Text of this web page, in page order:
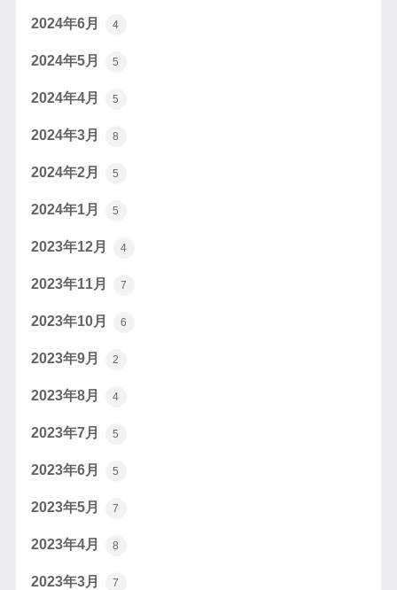
2024年6月 4
2024年5月 5
2024年4月 5
2024年3月 8
2024年2月 5
2024年1月 5
2023年12月 4
2023年11月 7
2023年10月 6
2023年9月 2
2023年8月 4
2023年7月 5
2023年6月 5
2023年5月 7
2023年4月 8
2023年3月 7